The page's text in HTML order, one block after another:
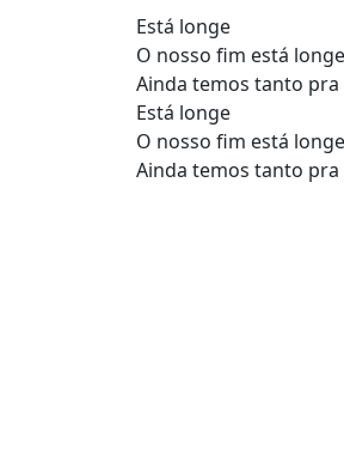
Está longe
O nosso fim está
Ainda temos tanto
Está longe
O nosso fim está
Ainda temos tanto